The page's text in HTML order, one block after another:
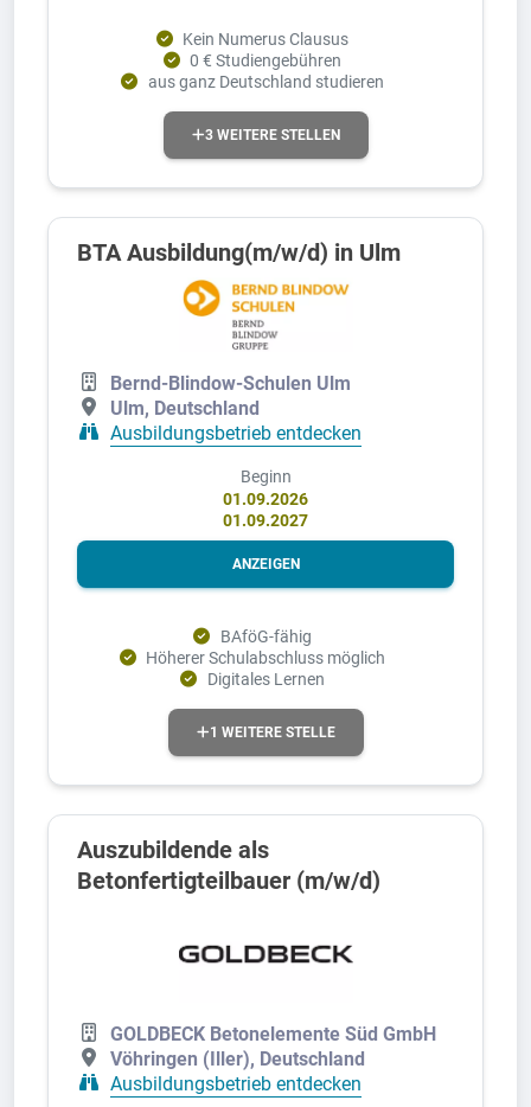
Kein Numerus Clausus
0 € Studiengebühren
aus ganz Deutschland studieren
3 WEITERE STELLEN
BTA Ausbildung(m/w/d) in Ulm
Bernd-Blindow-Schulen Ulm
Ulm, Deutschland
Ausbildungsbetrieb entdecken
Beginn
01.09.2026
01.09.2027
ANZEIGEN
BAföG-fähig
Höherer Schulabschluss möglich
Digitales Lernen
1 WEITERE STELLE
Auszubildende als
Betonfertigteilbauer (m/w/d)
GOLDBECK Betonelemente Süd GmbH
Vöhringen (Iller), Deutschland
Ausbildungsbetrieb entdecken